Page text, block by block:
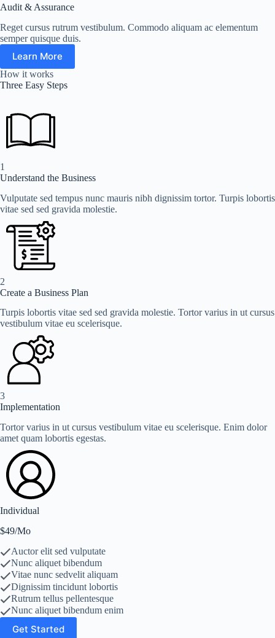
Audit & Assurance
Reget cursus rutrum vestibulum. Commodo aliquam ac elementum
semper quisque duis.
Learn More
How it works
Three Easy Steps
1
Understand the Business
Vulputate sed tempus nunc mauris nibh dignissim tortor. Turpis lobortis
vitae sed sed gravida molestie.
2
Create a Business Plan
Turpis lobortis vitae sed sed gravida molestie. Tortor varius in ut cursus
vestibulum vitae eu scelerisque.
3
Implementation
Tortor varius in ut cursus vestibulum vitae eu scelerisque. Enim dolor
amet quam lobortis egestas.
Individual
$49/Mo
Auctor elit sed vulputate
Nunc aliquet bibendum
Vitae nunc sedvelit aliquam
Dignissim tincidunt lobortis
Rutrum tellus pellentesque
Nunc aliquet bibendum enim
Get Started